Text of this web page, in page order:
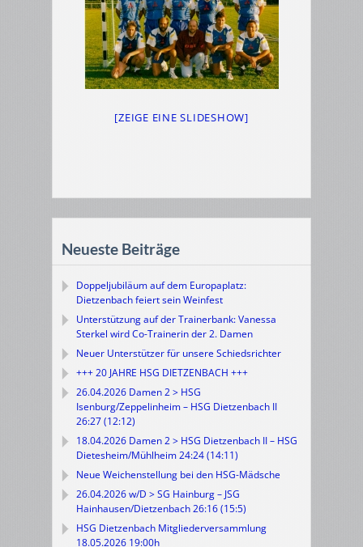
[ZEIGE EINE SLIDESHOW]
Neueste Beiträge
Doppeljubiläum auf dem Europaplatz:
Dietzenbach feiert sein Weinfest
Unterstützung auf der Trainerbank: Vanessa
Sterkel wird Co-Trainerin der 2. Damen
Neuer Unterstützer für unsere Schiedsrichter
+++ 20 JAHRE HSG DIETZENBACH +++
26.04.2026 Damen 2 > HSG
Isenburg/Zeppelinheim – HSG Dietzenbach II
26:27 (12:12)
18.04.2026 Damen 2 > HSG Dietzenbach II – HSG
Dietesheim/Mühlheim 24:24 (14:11)
Neue Weichenstellung bei den HSG-Mädsche
26.04.2026 w/D > SG Hainburg – JSG
Hainhausen/Dietzenbach 26:16 (15:5)
HSG Dietzenbach Mitgliederversammlung
18.05.2026 19:00h